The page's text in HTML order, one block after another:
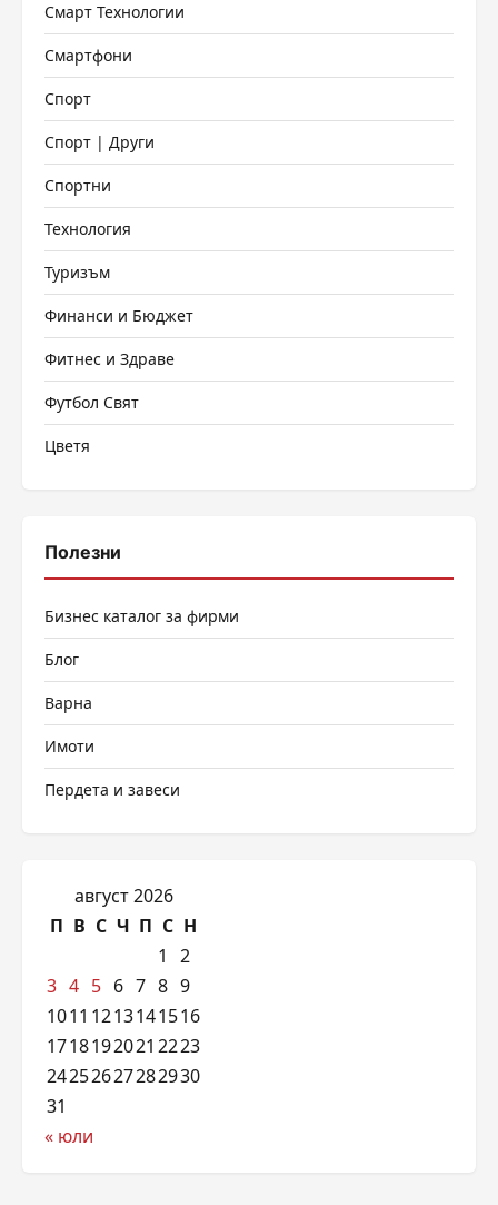
Смарт Технологии
Смартфони
Спорт
Спорт | Други
Спортни
Технология
Туризъм
Финанси и Бюджет
Фитнес и Здраве
Футбол Свят
Цветя
Полезни
Бизнес каталог за фирми
Блог
Варна
Имоти
Пердета и завеси
август 2026
П В С Ч П С Н
1
2
3 4 5 6 7 8 9
1011 1213141516
1718192021 2223
24252627282930
31
« юли